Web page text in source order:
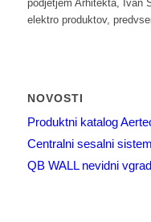
podjetjem Arhitekta, Ivan
elektro produktov,
NOVOSTI
Produktni katalog
Centralni sesalni
QB WALL nevidni